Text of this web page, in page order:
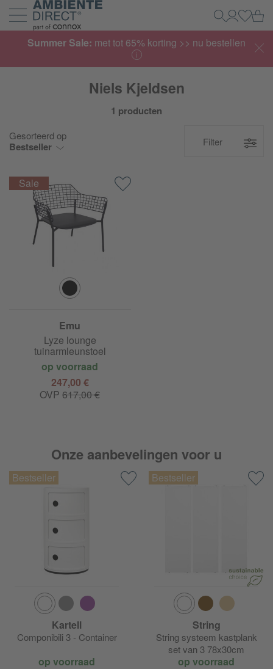
Home
Navigatie uit- en inklappen
Zoeken
Mijn
Summer Sale: met tot 65% korting >> nu bestellen
Niels Kjeldsen
1 producten
Gesorteerd op
Bestseller Filter
Emu
Lyze lounge
tuinarmleunstoel
op voorraad
247,00 €
OVP617,00 €
Onze aanbevelingen voor u
Kartell
Componibili 3 - Container
op voorraad
String
String systeem kastplank
set van 3 78x30cm
op voorraad